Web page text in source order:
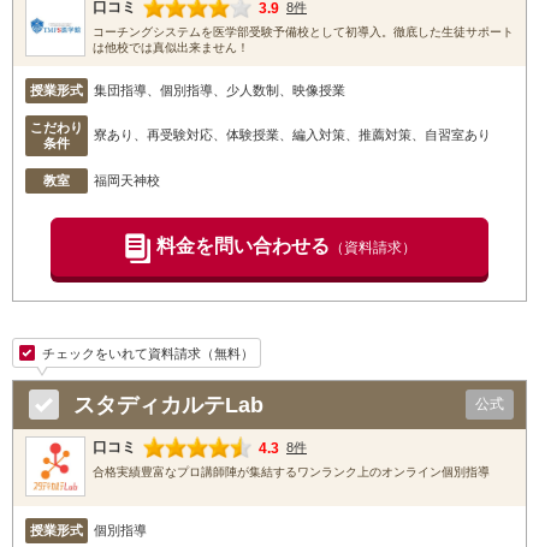
口コミ 3.9 8件
コーチングシステムを医学部受験予備校として初導入。徹底した生徒サポート
は他校では真似出来ません！
授業形式 集団指導、個別指導、少人数制、映像授業
こだわり
条件
寮あり、再受験対応、体験授業、編入対策、推薦対策、自習室あり
教室 福岡天神校
料金を問い合わせる （資料請求）
チェックをいれて資料請求（無料）
スタディカルテLab 公式
口コミ 4.3 8件
合格実績豊富なプロ講師陣が集結するワンランク上のオンライン個別指導
授業形式 個別指導